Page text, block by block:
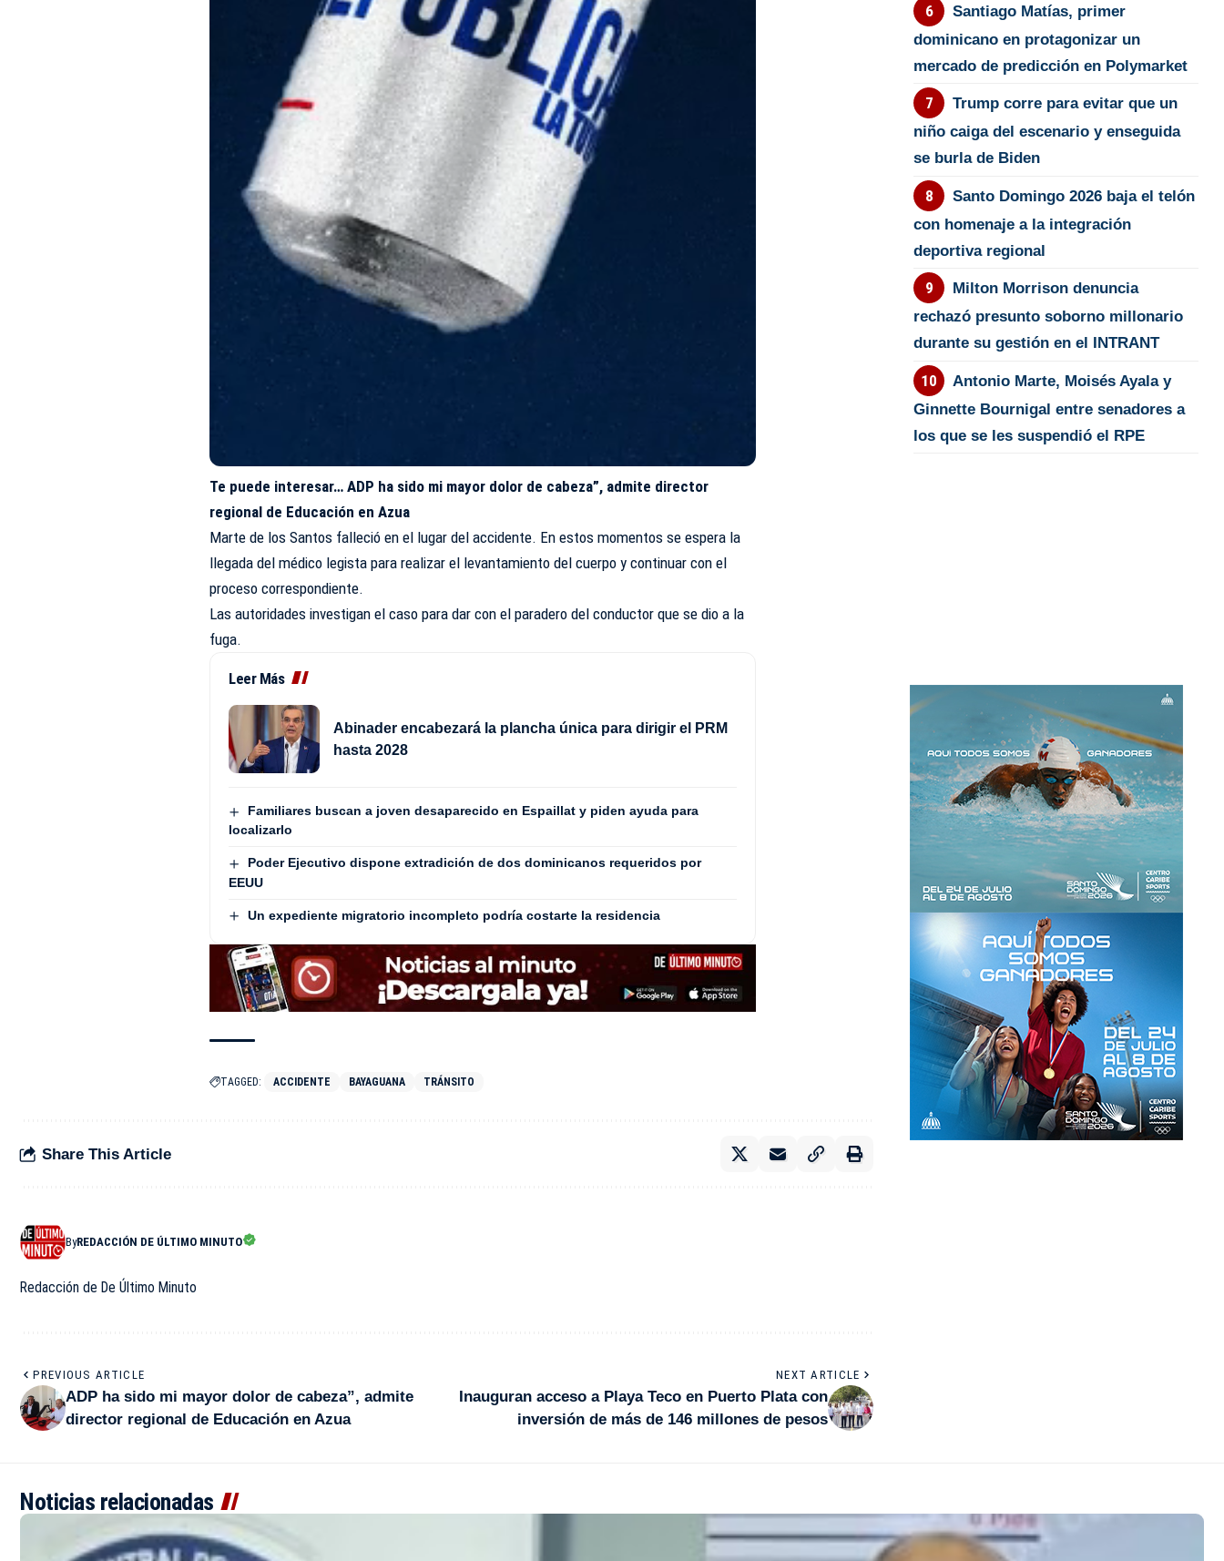
Te puede interesar… ADP ha sido mi mayor dolor de cabeza”, admite director
regional de Educación en Azua
Marte de los Santos falleció en el lugar del accidente. En estos momentos se espera la
llegada del médico legista para realizar el levantamiento del cuerpo y continuar con el
proceso correspondiente.
Las autoridades investigan el caso para dar con el paradero del conductor que se dio a la
fuga.
Leer Más
Abinader encabezará la plancha única para dirigir el PRM
hasta 2028
Familiares buscan a joven desaparecido en Espaillat y piden ayuda para
localizarlo
Poder Ejecutivo dispone extradición de dos dominicanos requeridos por
EEUU
Un expediente migratorio incompleto podría costarte la residencia
TAGGED: ACCIDENTE BAYAGUANA TRÁNSITO
Share This Article
ByREDACCIÓN DE ÚLTIMO MINUTO
Redacción de De Último Minuto
PREVIOUS ARTICLE
ADP ha sido mi mayor dolor de cabeza”, admite
director regional de Educación en Azua
NEXT ARTICLE
Inauguran acceso a Playa Teco en Puerto Plata con
inversión de más de 146 millones de pesos
Santiago Matías, primer
dominicano en protagonizar un
mercado de predicción en Polymarket
Trump corre para evitar que un
niño caiga del escenario y enseguida
se burla de Biden
Santo Domingo 2026 baja el telón
con homenaje a la integración
deportiva regional
Milton Morrison denuncia
rechazó presunto soborno millonario
durante su gestión en el INTRANT
Antonio Marte, Moisés Ayala y
Ginnette Bournigal entre senadores a
los que se les suspendió el RPE
Noticias relacionadas